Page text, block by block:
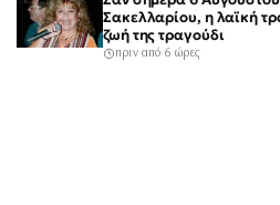
Σακελλαρίου, η λαϊκή
ζωή της τραγούδι
πριν από 6 ώρες